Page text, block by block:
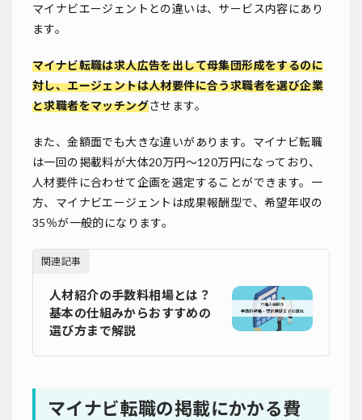
マイナビエージェントとの違いは、サービス内容にあり
ます。
マイナビ転職は求人広告を出して母集団形成をするのに
対し、エージェントは人材要件に合う求職者を選び企業
と求職者をマッチングさせます。
また、金額面でも大きな違いがあります。マイナビ転職
は一回の掲載料が大体20万円〜120万円になっており、
人材要件に合わせて企画を選定することができます。一
方、マイナビエージェントは成果報酬型で、希望年収の
35％が一般的になります。
関連記事
人材紹介の手数料相場とは？
基本の仕組みからおすすめの
選び方まで解説
マイナビ転職の掲載にかかる費